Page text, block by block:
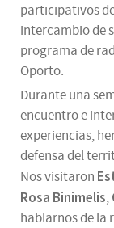
participativos
intercambio de
programa de
Oporto.
Durante una
encuentro e
experiencias,
defensa del
Nos visitaron
Rosa Binimelis,
hablarnos de la